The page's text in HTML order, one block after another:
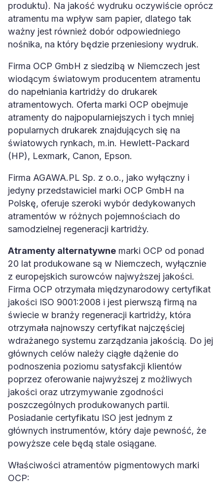
produktu). Na jakość wydruku oczywiście oprócz
atramentu ma wpływ sam papier, dlatego tak
ważny jest również dobór odpowiedniego
nośnika, na który będzie przeniesiony wydruk.
Firma OCP GmbH z siedzibą w Niemczech jest
wiodącym światowym producentem atramentu
do napełniania kartridży do drukarek
atramentowych. Oferta marki OCP obejmuje
atramenty do najpopularniejszych i tych mniej
popularnych drukarek znajdujących się na
światowych rynkach, m.in. Hewlett-Packard
(HP), Lexmark, Canon, Epson.
Firma AGAWA.PL Sp. z o.o., jako wyłączny i
jedyny przedstawiciel marki OCP GmbH na
Polskę, oferuje szeroki wybór dedykowanych
atramentów w różnych pojemnościach do
samodzielnej regeneracji kartridży.
Atramenty alternatywne marki OCP od ponad
20 lat produkowane są w Niemczech, wyłącznie
z europejskich surowców najwyższej jakości.
Firma OCP otrzymała międzynarodowy certyfikat
jakości ISO 9001:2008 i jest pierwszą firmą na
świecie w branży regeneracji kartridży, która
otrzymała najnowszy certyfikat najczęściej
wdrażanego systemu zarządzania jakością. Do jej
głównych celów należy ciągłe dążenie do
podnoszenia poziomu satysfakcji klientów
poprzez oferowanie najwyższej z możliwych
jakości oraz utrzymywanie zgodności
poszczególnych produkowanych partii.
Posiadanie certyfikatu ISO jest jednym z
głównych instrumentów, który daje pewność, że
powyższe cele będą stale osiągane.
Właściwości atramentów pigmentowych marki
OCP: